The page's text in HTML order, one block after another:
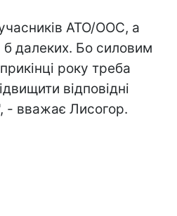
АТО/ООС, а
б далеких. Бо силовим
року треба
відповідні
- вважає Лисогор.